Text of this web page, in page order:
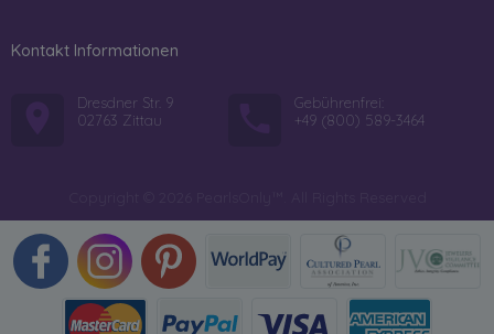
Kontakt Informationen
Dresdner Str. 9
02763 Zittau
Gebührenfrei:
+49 (800) 589-3464